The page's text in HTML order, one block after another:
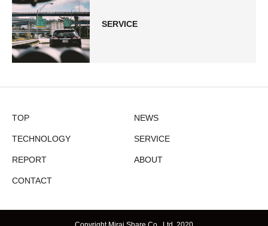
SERVICE
TOP NEWS
TECHNOLOGY SERVICE
REPORT ABOUT
CONTACT